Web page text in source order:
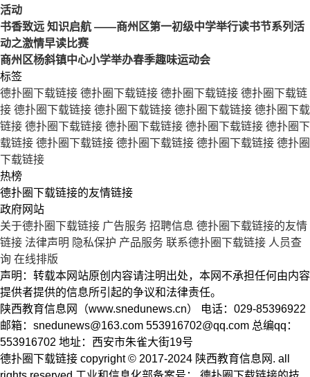
活动
书香致远 知识启航 ——商州区第一初级中学举行读书节系列活
动之激情早读比赛
商州区杨斜镇中心小学举办春季趣味运动会
标签
德扑圈下载链接 德扑圈下载链接 德扑圈下载链接 德扑圈下载链
接 德扑圈下载链接 德扑圈下载链接 德扑圈下载链接 德扑圈下载
链接 德扑圈下载链接 德扑圈下载链接 德扑圈下载链接 德扑圈下
载链接 德扑圈下载链接 德扑圈下载链接 德扑圈下载链接 德扑圈
下载链接
热榜
德扑圈下载链接的友情链接
政府网站
关于德扑圈下载链接 广告服务 招聘信息 德扑圈下载链接的友情
链接 法律声明 隐私保护 产品服务 联系德扑圈下载链接 人员查
询 在线排版
声明：转载本网站原创内容请注明出处，本网不承担任何由内容
提供者提供的信息所引起的争议和法律责任。
陕西教育信息网（www.snedunews.cn） 电话：029-85396922
邮箱： snedunews@163.com 553916702@qq.com 总编qq：
553916702 地址：西安市朱雀大街19号
德扑圈下载链接 copyright © 2017-2024 陕西教育信息网. all